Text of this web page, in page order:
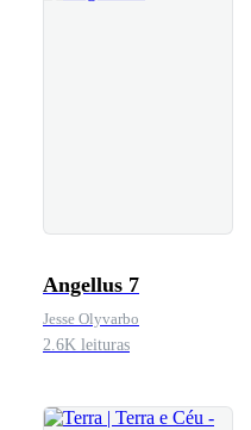
Angellus 7
Jesse Olyvarbo
2.6K leituras